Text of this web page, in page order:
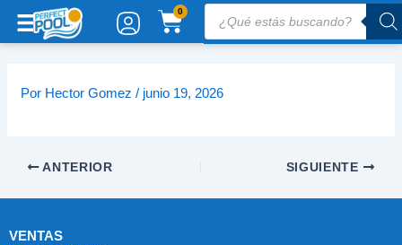
0
CARRITO
productos
Por Hector Gomez/ junio 19, 2026
ANTERIOR SIGUIENTE
VENTAS